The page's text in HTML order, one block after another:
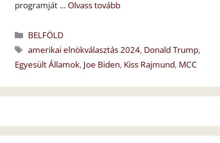
programját … Olvass tovább
Kategória
BELFÖLD
Címkék
amerikai elnökválasztás 2024, Donald Trump,
Egyesült Államok, Joe Biden, Kiss Rajmund, MCC